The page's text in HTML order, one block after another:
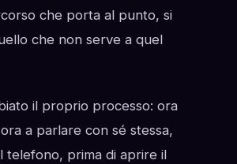
che porta al punto, si
che non serve a quel
il proprio processo: ora
a parlare con sé stessa,
telefono, prima di aprire il